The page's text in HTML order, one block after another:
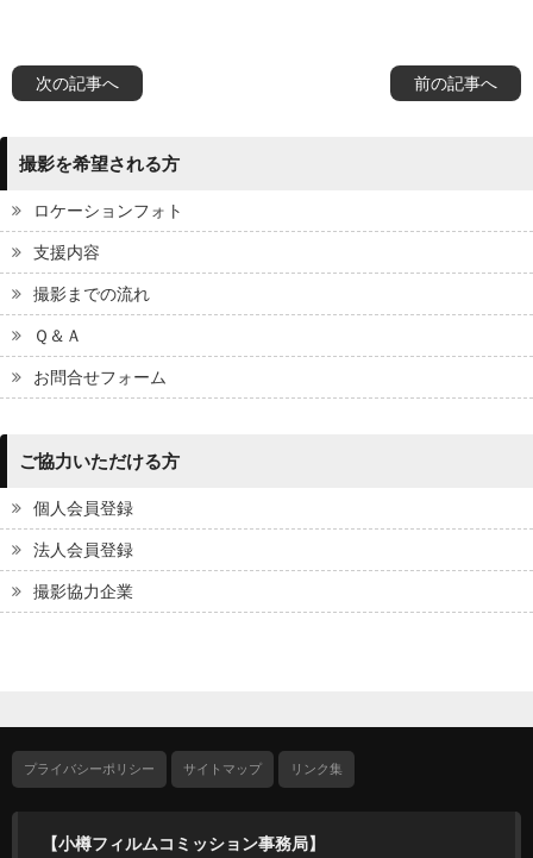
前の記事へ
次の記事へ
撮影を希望される方
ロケーションフォト
支援内容
撮影までの流れ
Ｑ＆Ａ
お問合せフォーム
ご協力いただける方
個人会員登録
法人会員登録
撮影協力企業
プライバシーポリシー サイトマップ リンク集
【小樽フィルムコミッション事務局】